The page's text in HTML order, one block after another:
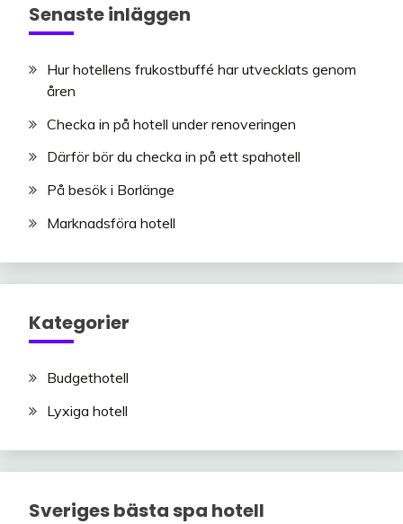
Senaste inläggen
Hur hotellens frukostbuffé har utvecklats genom
åren
Checka in på hotell under renoveringen
Därför bör du checka in på ett spahotell
På besök i Borlänge
Marknadsföra hotell
Kategorier
Budgethotell
Lyxiga hotell
Sveriges bästa spa hotell